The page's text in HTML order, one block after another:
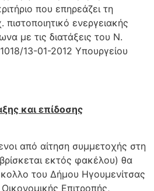
που επηρεάζει τη
ενεργειακής
με τις διατάξεις του Ν.
13-01-2012 Υπουργείου
και επίδοσης
από αίτηση συμμετοχής στη
εκτός φακέλου) θα
του Δήμου Ηγουμενίτσας
Επιτροπής,